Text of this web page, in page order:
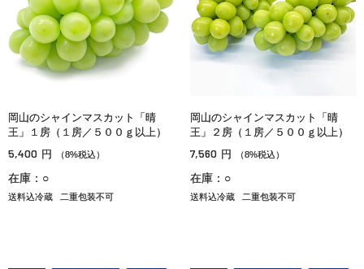
岡山のシャインマスカット「晴
王」１房（１房／５００ｇ以上）
5,400 円 （8%税込）
在庫：○
送料込冷蔵 二重包装不可
岡山のシャインマスカット「晴
王」２房（１房／５００ｇ以上）
7,560 円 （8%税込）
在庫：○
送料込冷蔵 二重包装不可